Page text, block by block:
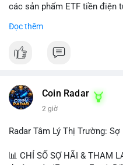
các sản phẩm ETF tiền điện
Hyperliquid có thể đã giảm
- Nhà đầu tư cần theo dõi
#binancesquare #cryptonews
Đọc thêm
Coin Radar
2 giờ
Radar Tâm Lý Thị Trường:
📊 CHỈ SỐ SỢ HÃI & THAM